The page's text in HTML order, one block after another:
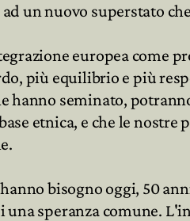
un nuovo superstato
europea come
più equilibrio e più
hanno seminato,
etnica, e che le
bisogno oggi, 50
speranza comune.